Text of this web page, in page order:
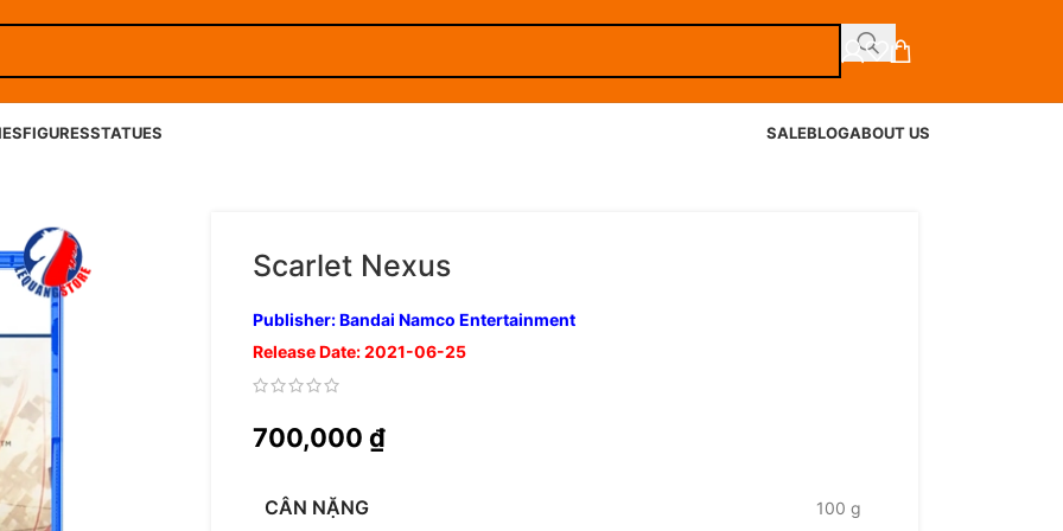
FIGURESSTATUES SALEBLOGABOUT US
Scarlet Nexus
Publisher: Bandai Namco Entertainment
Release Date: 2021-06-25
700,000 ₫
CÂN NẶNG 100 g